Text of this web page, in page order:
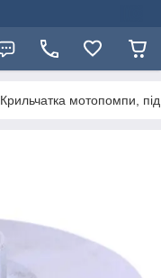
Крильчатка мотопомпи,